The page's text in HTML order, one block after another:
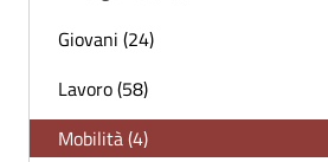
Giovani (24)
Lavoro (58)
Mobilità (4)